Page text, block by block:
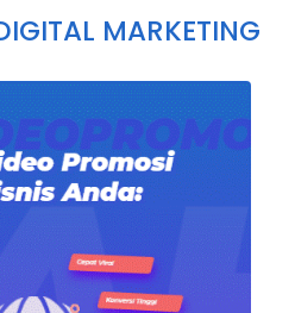
MARKETING